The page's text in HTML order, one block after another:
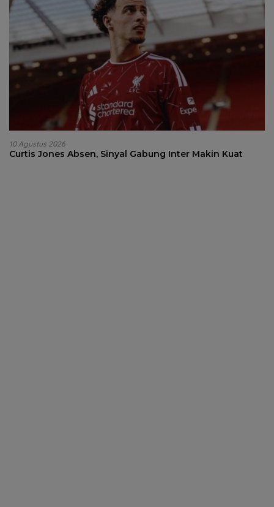
10 Agustus 2026
Curtis Jones Absen, Sinyal Gabung Inter Makin Kuat